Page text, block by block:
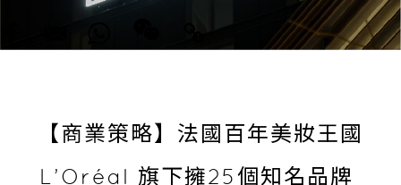
【商業策略】法國百年美妝王國
L’Oréal 旗下擁25個知名品牌